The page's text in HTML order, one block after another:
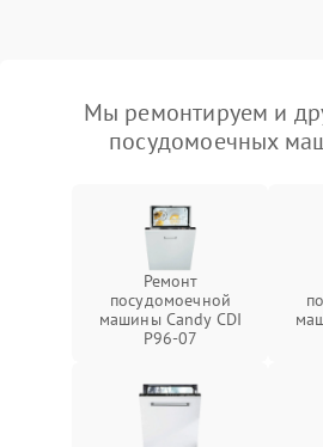
Мы ремонтируем и
посудомоечных
Ремонт
посудомоечной
машины Candy CDI
P96-07